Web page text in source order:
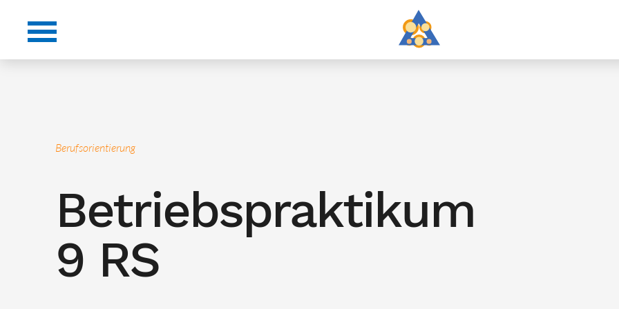
Berufsorientierung
Betriebspraktikum
9 RS